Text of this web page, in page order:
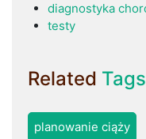
diagnostyka
testy
Related Tags
planowanie ciąży